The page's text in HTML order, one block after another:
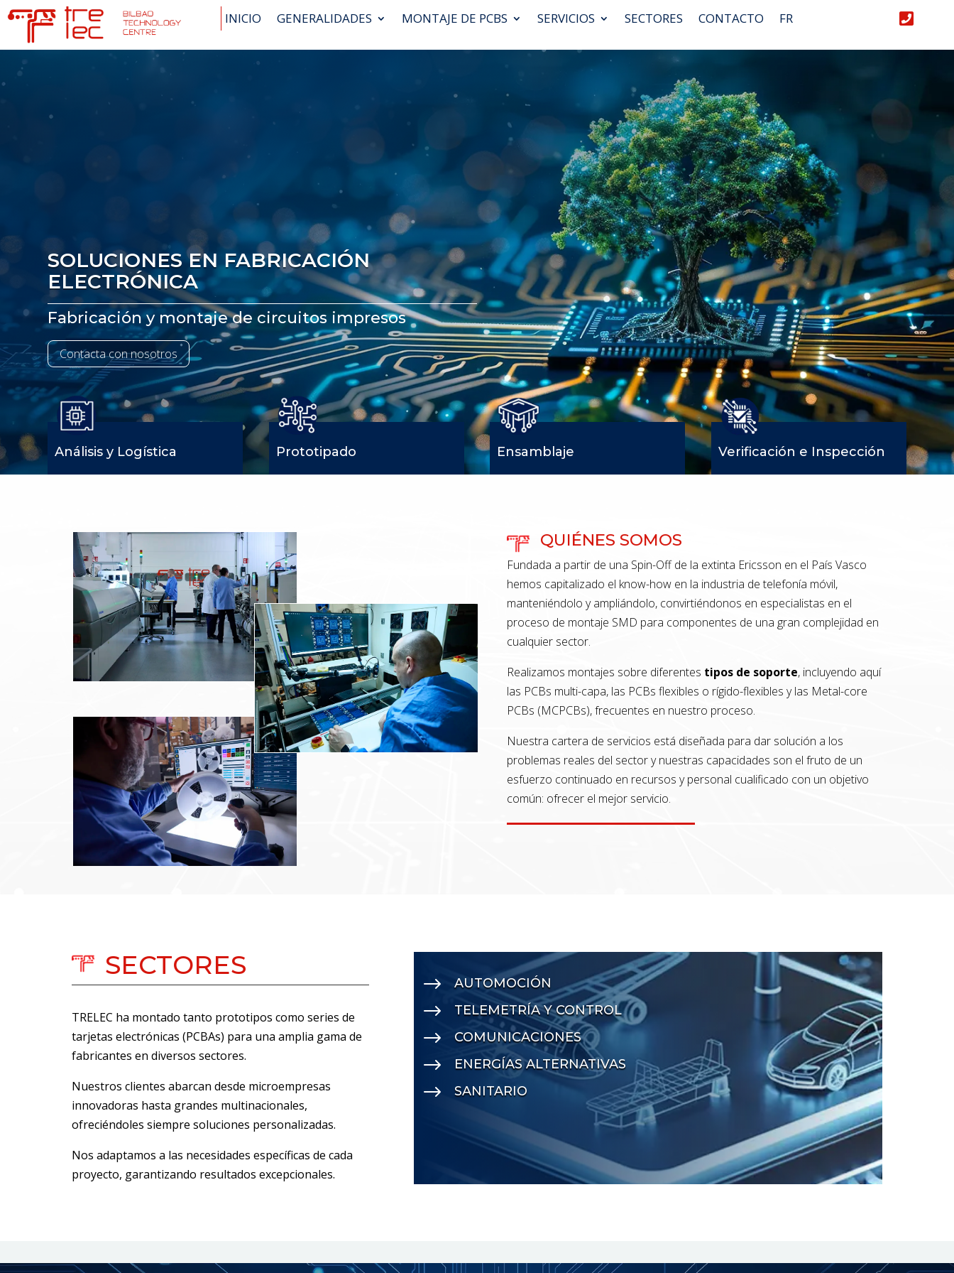
INICIO GENERALIDADES MONTAJE DE PCBS SERVICIOS SECTORES CONTACTO FR 
SOLUCIONES EN FABRICACIÓN
ELECTRÓNICA
Fabricación y montaje de circuitos impresos
Contacta con nosotros
Análisis y Logística Prototipado Ensamblaje Verificación e Inspección
QUIÉNES SOMOS
Fundada a partir de una Spin-Off de la extinta Ericsson en el País Vasco
hemos capitalizado el know-how en la industria de telefonía móvil,
manteniéndolo y ampliándolo, convirtiéndonos en especialistas en el
proceso de montaje SMD para componentes de una gran complejidad en
cualquier sector.
Realizamos montajes sobre diferentes tipos de soporte, incluyendo aquí
las PCBs multi-capa, las PCBs flexibles o rígido-flexibles y las Metal-core
PCBs (MCPCBs), frecuentes en nuestro proceso.
Nuestra cartera de servicios está diseñada para dar solución a los
problemas reales del sector y nuestras capacidades son el fruto de un
esfuerzo continuado en recursos y personal cualificado con un objetivo
común: ofrecer el mejor servicio.
SECTORES
TRELEC ha montado tanto prototipos como series de
tarjetas electrónicas (PCBAs) para una amplia gama de
fabricantes en diversos sectores.
Nuestros clientes abarcan desde microempresas
innovadoras hasta grandes multinacionales,
ofreciéndoles siempre soluciones personalizadas.
Nos adaptamos a las necesidades específicas de cada
proyecto, garantizando resultados excepcionales.
$ AUTOMOCIÓN
$ TELEMETRÍA Y CONTROL
$ COMUNICACIONES
$ ENERGÍAS ALTERNATIVAS
$ SANITARIO